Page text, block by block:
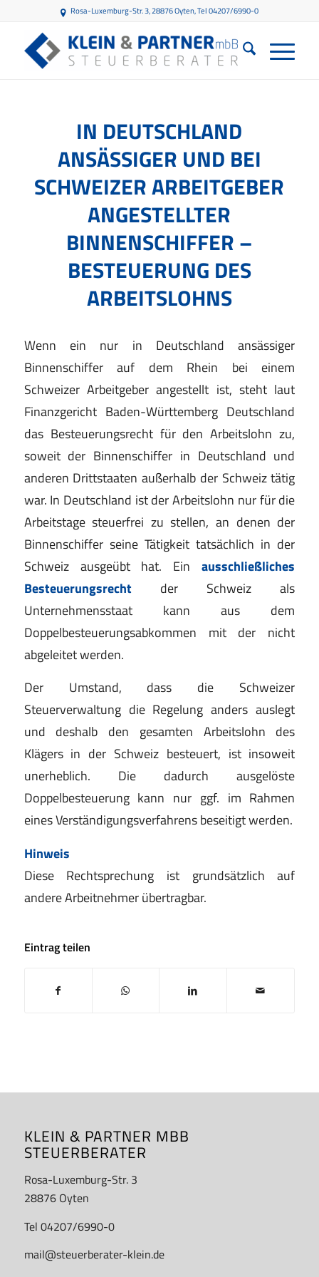
Rosa-Luxemburg-Str. 3, 28876 Oyten, Tel 04207/6990-0
IN DEUTSCHLAND
ANSÄSSIGER UND BEI
SCHWEIZER ARBEITGEBER
ANGESTELLTER
BINNENSCHIFFER –
BESTEUERUNG DES
ARBEITSLOHNS
Wenn ein nur in Deutschland ansässiger
Binnenschiffer auf dem Rhein bei einem
Schweizer Arbeitgeber angestellt ist, steht laut
Finanzgericht Baden-Württemberg Deutschland
das Besteuerungsrecht für den Arbeitslohn zu,
soweit der Binnenschiffer in Deutschland und
anderen Drittstaaten außerhalb der Schweiz tätig
war. In Deutschland ist der Arbeitslohn nur für die
Arbeitstage steuerfrei zu stellen, an denen der
Binnenschiffer seine Tätigkeit tatsächlich in der
Schweiz ausgeübt hat. Einausschließliches
Besteuerungsrechtder Schweiz als
Unternehmensstaat kann aus dem
Doppelbesteuerungsabkommen mit der nicht
abgeleitet werden.
Der Umstand, dass die Schweizer
Steuerverwaltung die Regelung anders auslegt
und deshalb den gesamten Arbeitslohn des
Klägers in der Schweiz besteuert, ist insoweit
unerheblich. Die dadurch ausgelöste
Doppelbesteuerung kann nur ggf. im Rahmen
eines Verständigungsverfahrens beseitigt werden.
Hinweis
Diese Rechtsprechung ist grundsätzlich auf
andere Arbeitnehmer übertragbar.
Eintrag teilen
KLEIN & PARTNER MBB
STEUERBERATER
Rosa-Luxemburg-Str. 3
28876 Oyten
Tel 04207/6990-0
mail@steuerberater-klein.de